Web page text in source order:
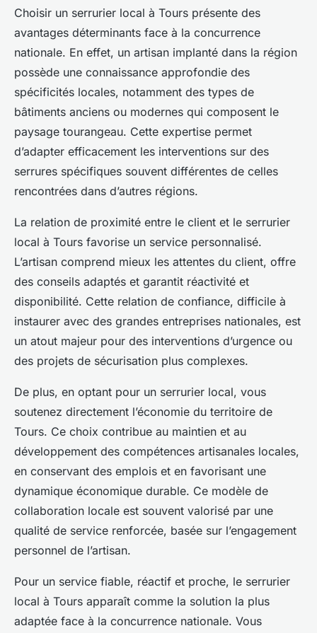
Choisir un serrurier local à Tours présente des
avantages déterminants face à la concurrence
nationale. En effet, un artisan implanté dans la région
possède une connaissance approfondie des
spécificités locales, notamment des types de
bâtiments anciens ou modernes qui composent le
paysage tourangeau. Cette expertise permet
d’adapter efficacement les interventions sur des
serrures spécifiques souvent différentes de celles
rencontrées dans d’autres régions.
La relation de proximité entre le client et le serrurier
local à Tours favorise un service personnalisé.
L’artisan comprend mieux les attentes du client, offre
des conseils adaptés et garantit réactivité et
disponibilité. Cette relation de confiance, difficile à
instaurer avec des grandes entreprises nationales, est
un atout majeur pour des interventions d’urgence ou
des projets de sécurisation plus complexes.
De plus, en optant pour un serrurier local, vous
soutenez directement l’économie du territoire de
Tours. Ce choix contribue au maintien et au
développement des compétences artisanales locales,
en conservant des emplois et en favorisant une
dynamique économique durable. Ce modèle de
collaboration locale est souvent valorisé par une
qualité de service renforcée, basée sur l’engagement
personnel de l’artisan.
Pour un service fiable, réactif et proche, le serrurier
local à Tours apparaît comme la solution la plus
adaptée face à la concurrence nationale. Vous